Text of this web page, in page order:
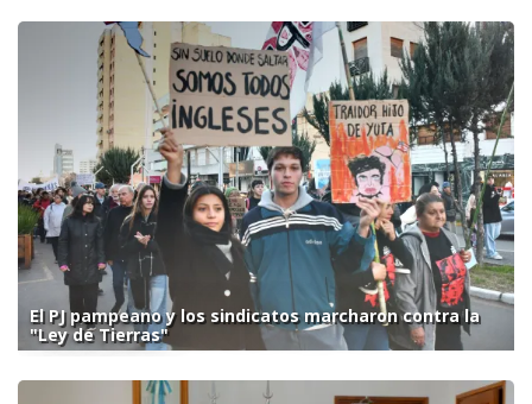
El PJ pampeano y los sindicatos marcharon contra la
"Ley de Tierras"